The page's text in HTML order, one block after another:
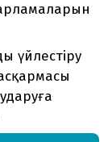
үйлестіру